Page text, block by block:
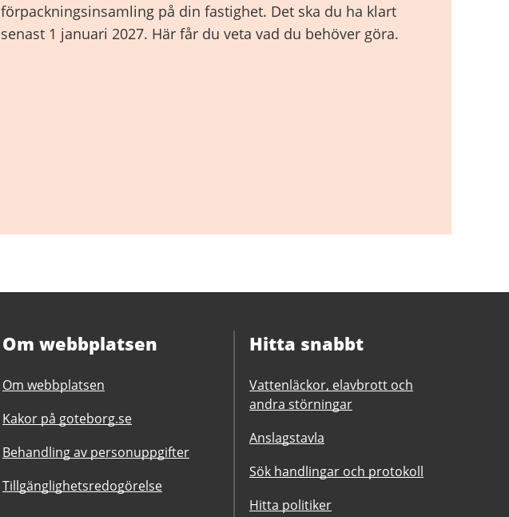
förpackningsinsamling på din fastighet. Det ska du ha klart
senast 1 januari 2027. Här får du veta vad du behöver göra.
Om webbplatsen
Om webbplatsen
Kakor på goteborg.se
Behandling av personuppgifter
Tillgänglighetsredogörelse
Hitta snabbt
Vattenläckor, elavbrott och
andra störningar
Anslagstavla
Sök handlingar och protokoll
Hitta politiker